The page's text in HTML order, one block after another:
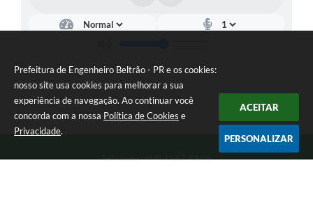
Prefeitura de Engenheiro Beltrão - PR e os cookies:
nosso site usa cookies para melhorar a sua
experiência de navegação. Ao continuar você
concorda com a nossa Política de Cookies e
Privacidade.
ACEITAR
PERSONALIZAR
Telefone: (44) 3537-8100